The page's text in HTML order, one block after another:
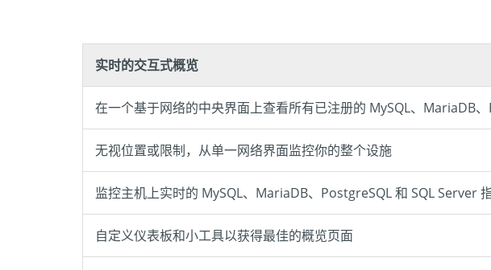
实时的交互式概览
在一个基于网络的中央界面上查看所有已注册的 MySQL、MariaDB
无视位置或限制，从单一网络界面监控你的整个设施
监控主机上实时的 MySQL、MariaDB、PostgreSQL 和 SQL Server
自定义仪表板和小工具以获得最佳的概览页面